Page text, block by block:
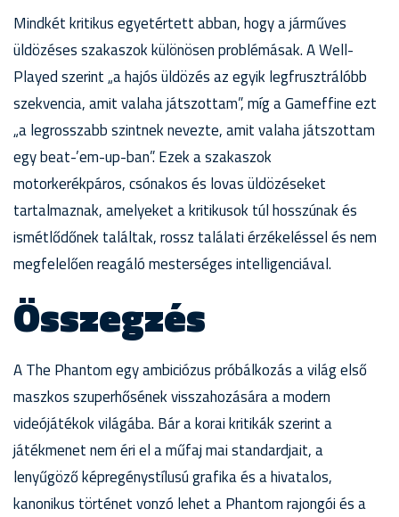
Mindkét kritikus egyetértett abban, hogy a járműves
üldözéses szakaszok különösen problémásak. A Well-
Played szerint „a hajós üldözés az egyik legfrusztrálóbb
szekvencia, amit valaha játszottam”, míg a Gameffine ezt
„a legrosszabb szintnek nevezte, amit valaha játszottam
egy beat-’em-up-ban”. Ezek a szakaszok
motorkerékpáros, csónakos és lovas üldözéseket
tartalmaznak, amelyeket a kritikusok túl hosszúnak és
ismétlődőnek találtak, rossz találati érzékeléssel és nem
megfelelően reagáló mesterséges intelligenciával.
Összegzés
A The Phantom egy ambiciózus próbálkozás a világ első
maszkos szuperhősének visszahozására a modern
videójátékok világába. Bár a korai kritikák szerint a
játékmenet nem éri el a műfaj mai standardjait, a
lenyűgöző képregénystílusú grafika és a hivatalos,
kanonikus történet vonzó lehet a Phantom rajongói és a